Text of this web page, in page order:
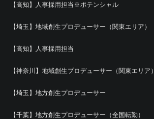
【高知】人事採用担当※ポテンシャル
【埼玉】地域創生プロデューサー（関東エリア）
【高知】人事採用担当
【神奈川】地域創生プロデューサー（関東エリア）
【埼玉】地方創生プロデューサー
【千葉】地方創生プロデューサー（全国転勤）